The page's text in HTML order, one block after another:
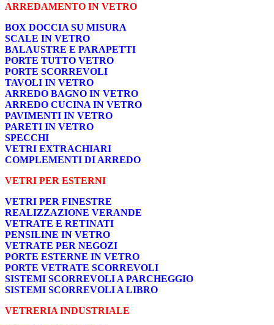
ARREDAMENTO IN VETRO
BOX DOCCIA SU MISURA
SCALE IN VETRO
BALAUSTRE E PARAPETTI
PORTE TUTTO VETRO
PORTE SCORREVOLI
TAVOLI IN VETRO
ARREDO BAGNO IN VETRO
ARREDO CUCINA IN VETRO
PAVIMENTI IN VETRO
PARETI IN VETRO
SPECCHI
VETRI EXTRACHIARI
COMPLEMENTI DI ARREDO
VETRI PER ESTERNI
VETRI PER FINESTRE
REALIZZAZIONE VERANDE
VETRATE E RETINATI
PENSILINE IN VETRO
VETRATE PER NEGOZI
PORTE ESTERNE IN VETRO
PORTE VETRATE SCORREVOLI
SISTEMI SCORREVOLI A PARCHEGGIO
SISTEMI SCORREVOLI A LIBRO
VETRERIA INDUSTRIALE